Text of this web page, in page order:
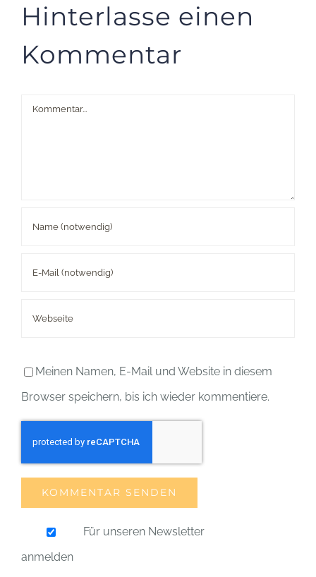
Hinterlasse einen
Kommentar
Kommentar
Meinen Namen, E-Mail und Website in diesem
Browser speichern, bis ich wieder kommentiere.
Für unseren Newsletter
anmelden